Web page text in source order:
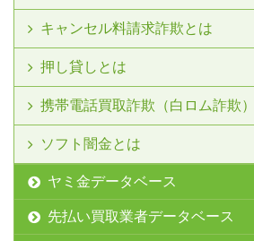
キャンセル料請求詐欺とは
押し貸しとは
携帯電話買取詐欺（白ロム詐欺
ソフト闇金とは
ヤミ金データベース
先払い買取業者データベース